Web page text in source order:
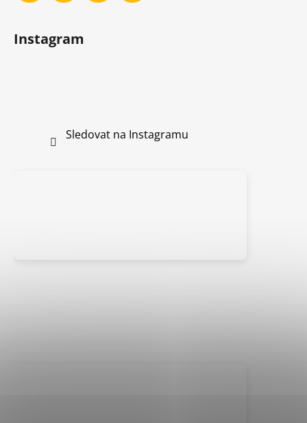
Instagram
Sledovat na Instagramu